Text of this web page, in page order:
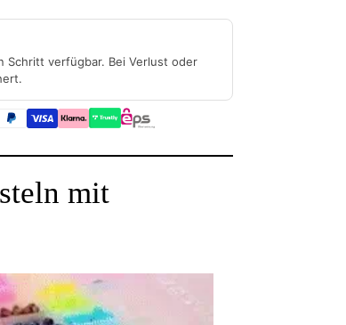
Schritt verfügbar. Bei Verlust oder
mit